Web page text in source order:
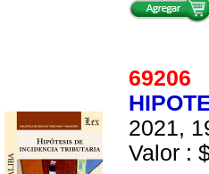
69206
2021,
Valor :